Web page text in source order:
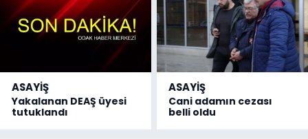
ASAYİŞ
Yakalanan DEAŞ üyesi
tutuklandı
ASAYİŞ
Cani adamın cezası
belli oldu